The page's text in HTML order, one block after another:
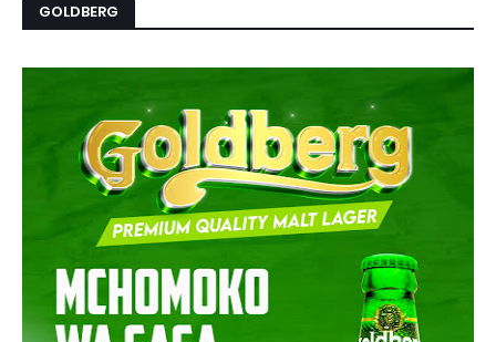
GOLDBERG